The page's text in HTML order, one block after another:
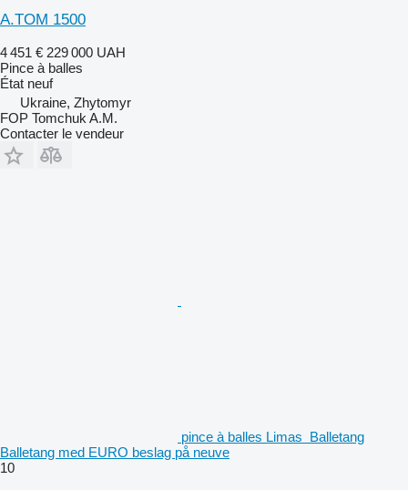
A.TOM 1500
4 451 € 229 000 UAH
Pince à balles
État neuf
Ukraine, Zhytomyr
FOP Tomchuk A.M.
Contacter le vendeur
pince à balles Limas Balletang
Balletang med EURO beslag på neuve
10